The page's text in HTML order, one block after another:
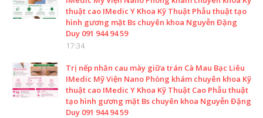
thuật cao IMedic Y Khoa Kỹ Thuật Phẫu thuật tạo
hình gương mặt Bs chuyên khoa Nguyễn Đặng
Duy 091 944 94 59
17:34
Trị nếp nhăn cau mày giữa trán Cà Mau Bạc Liêu
IMedic Mỹ Viện Nano Phòng khám chuyên khoa Kỹ
thuật cao IMedic Y Khoa Kỹ Thuật Cao Phẫu thuật
tạo hình gương mặt Bs chuyên khoa Nguyễn Đặng
Duy 091 944 94 59